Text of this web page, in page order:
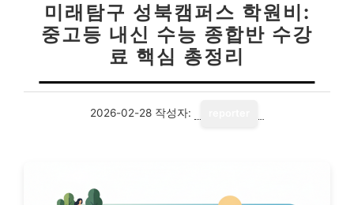
미래탐구 성북캠퍼스 학원비:
중고등 내신 수능 종합반 수강
료 핵심 총정리
2026-02-28 작성자: